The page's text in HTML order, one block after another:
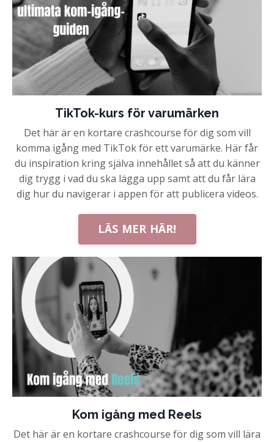
TikTok-kurs för varumärken
Det här är en kortare crashcourse för dig som vill
komma igång med TikTok för ett varumärke. Här får
du inspiration kring själva innehållet så att du känner
dig trygg i vad du ska lägga upp samt att du får lära
dig hur du navigerar i appen för att publicera videos.
LÄS MER HÄR!
Kom igång med Reels
Det här är en kortare crashcourse för dig som vill lära